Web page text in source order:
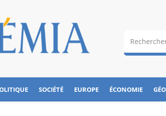
SOCIÉTÉ EUROPE ÉCONOMIE